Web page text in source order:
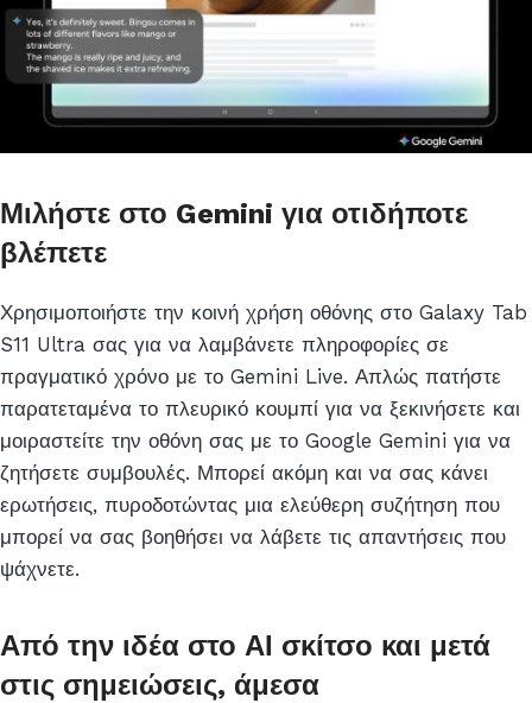
Μιλήστε στο Gemini για οτιδήποτε
βλέπετε
Χρησιμοποιήστε την κοινή χρήση οθόνης στο Galaxy Tab
S11 Ultra σας για να λαμβάνετε πληροφορίες σε
πραγματικό χρόνο με το Gemini Live. Απλώς πατήστε
παρατεταμένα το πλευρικό κουμπί για να ξεκινήσετε και
μοιραστείτε την οθόνη σας με το Google Gemini για να
ζητήσετε συμβουλές. Μπορεί ακόμη και να σας κάνει
ερωτήσεις, πυροδοτώντας μια ελεύθερη συζήτηση που
μπορεί να σας βοηθήσει να λάβετε τις απαντήσεις που
ψάχνετε.
Από την ιδέα στο ΑΙ σκίτσο και μετά
στις σημειώσεις, άμεσα